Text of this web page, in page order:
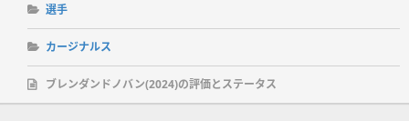
選手
カージナルス
ブレンダンドノバン(2024)の評価とステータス